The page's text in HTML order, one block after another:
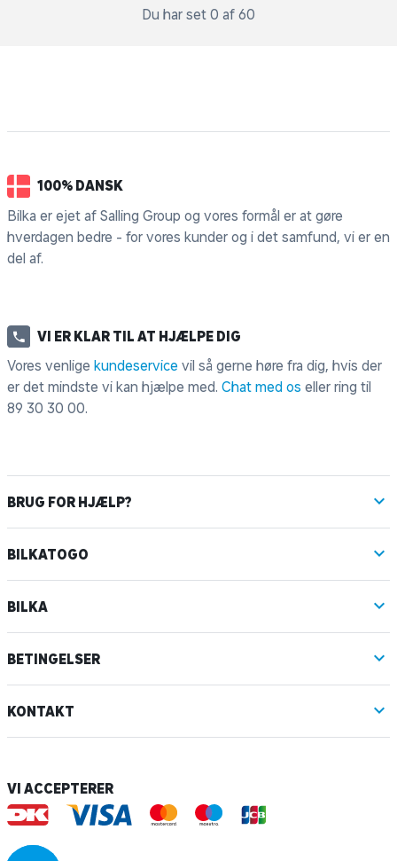
Du har set 0 af 60
100% DANSK
Bilka er ejet af Salling Group og vores formål er at gøre
hverdagen bedre - for vores kunder og i det samfund, vi er en
del af.
VI ER KLAR TIL AT HJÆLPE DIG
Vores venlige kundeservice vil så gerne høre fra dig, hvis der
er det mindste vi kan hjælpe med. Chat med os eller ring til
89 30 30 00.
BRUG FOR HJÆLP?
BILKATOGO
BILKA
BETINGELSER
KONTAKT
VI ACCEPTERER